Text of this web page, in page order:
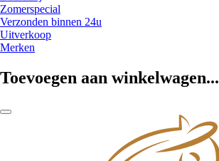
Zomerspecial
Verzonden binnen 24u
Uitverkoop
Merken
Toevoegen aan winkelwagen...